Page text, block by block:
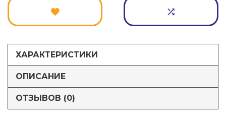
ХАРАКТЕРИСТИКИ
ОПИСАНИЕ
ОТЗЫВОВ (0)